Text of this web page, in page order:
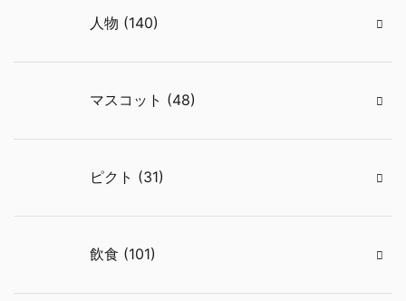
人物 (140)
マスコット (48)
ピクト (31)
飲食 (101)